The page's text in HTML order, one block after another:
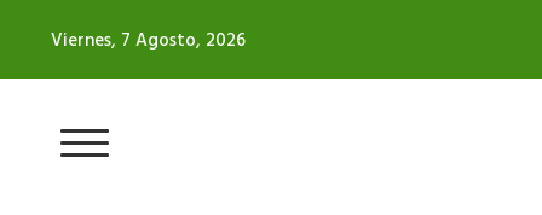
Viernes, 7 Agosto, 2026